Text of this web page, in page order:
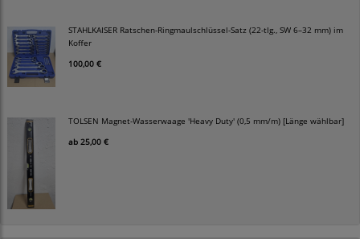
STAHLKAISER Ratschen-Ringmaulschlüssel-Satz (22-tlg., SW 6–32 mm) im
Koffer
100,00 €
TOLSEN Magnet-Wasserwaage 'Heavy Duty' (0,5 mm/m) [Länge wählbar]
ab 25,00 €